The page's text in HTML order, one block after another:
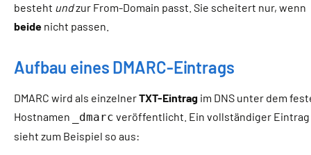
besteht undzur From-Domain passt. Sie scheitert nur, wenn
beide nicht passen.
Aufbau eines DMARC-Eintrags
DMARC wird als einzelnerTXT-Eintrag im DNS unter dem
Hostnamen
_dmarc veröffentlicht. Ein vollständiger Eintrag
sieht zum Beispiel so aus: